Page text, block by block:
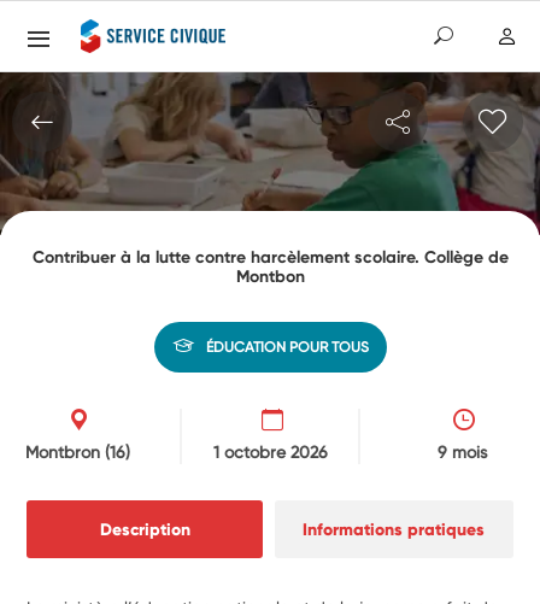
Contribuer à la lutte contre harcèlement scolaire. Collège de
Montbon
ÉDUCATION POUR TOUS
Montbron(16) 1 octobre 2026 9 mois
Description Informations pratiques